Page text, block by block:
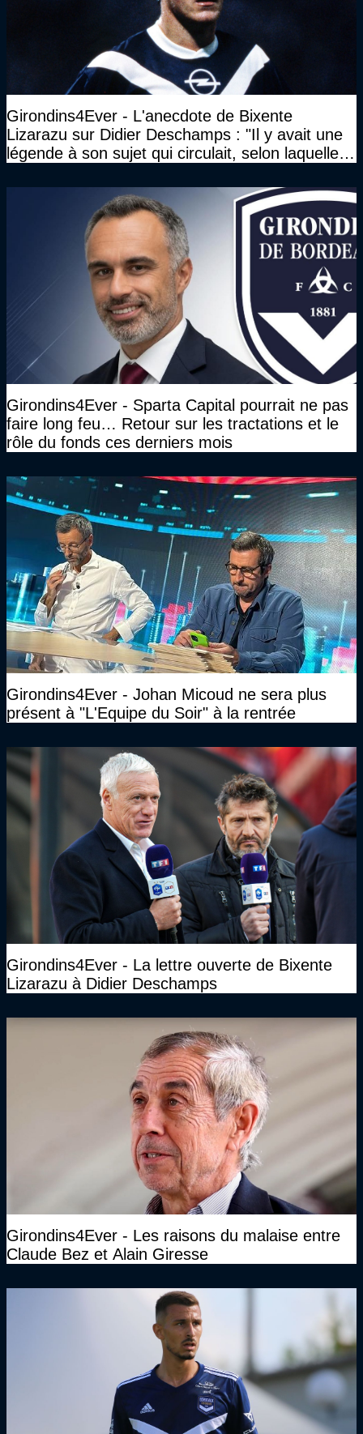
Girondins4Ever - L'anecdote de Bixente
Lizarazu sur Didier Deschamps : "Il y avait une
légende à son sujet qui circulait, selon laquelle il
Girondins4Ever - Sparta Capital pourrait ne pas
faire long feu… Retour sur les tractations et le
rôle du fonds ces derniers mois
Girondins4Ever - Johan Micoud ne sera plus
présent à "L'Equipe du Soir" à la rentrée
Girondins4Ever - La lettre ouverte de Bixente
Lizarazu à Didier Deschamps
Girondins4Ever - Les raisons du malaise entre
Claude Bez et Alain Giresse